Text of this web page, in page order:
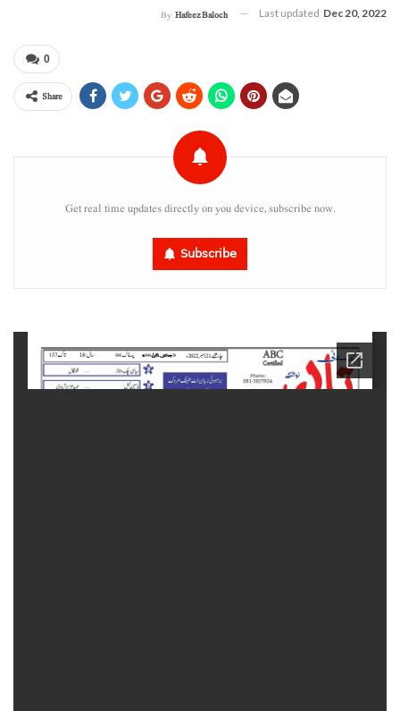
By Hafeez Baloch Last updated Dec 20, 2022
0
Share
Get real time updates directly on you device, subscribe now.
Subscribe